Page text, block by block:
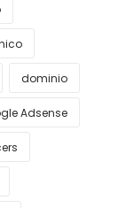
dominio
Adsense